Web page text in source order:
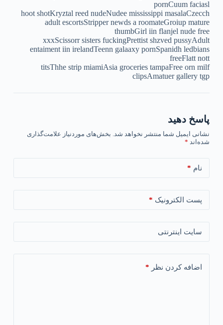
pornCuum faciasl
hoot shotKryztal reed nudeNudee mississippi masalaCzecch
adult escortsStripper newds a roomateGroiup mature
thumbGirl iin flanjel nude free
xxxScissorr sisters fuckingPrettist shzved pussyAdult
entaiment iin irelandTeenn galaaxy pornSpanidh ledbians
freeFlatt nott
titsThhe strip miamiAsia groceries tampaFree orn milf
clipsAmatuer gallery tgp
پاسخ دهید
نشانی ایمیل شما منتشر نخواهد شد. بخش‌های موردنیاز علامت‌گذاری
شده‌اند *
نام *
پست الکترونیک *
سایت اینترنتی
اضافه کردن نظر *